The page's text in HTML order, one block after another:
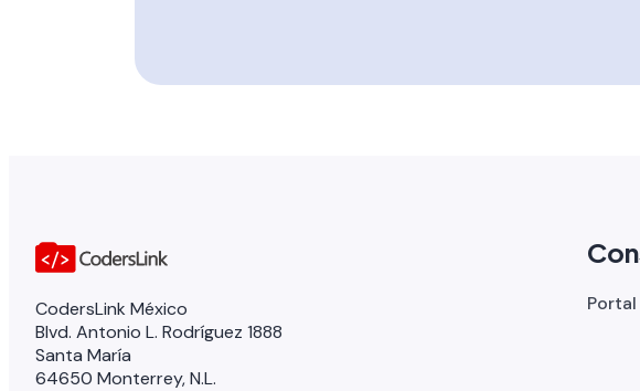
CodersLink México
Blvd. Antonio L. Rodríguez 1888
Santa María
64650 Monterrey, N.L.